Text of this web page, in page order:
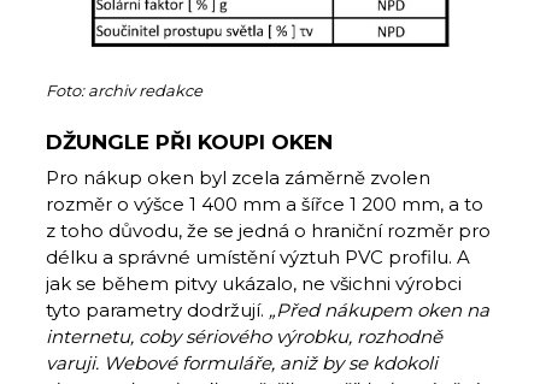
Foto: archiv redakce
DŽUNGLE PŘI KOUPI OKEN
Pro nákup oken byl zcela záměrně zvolen
rozměr o výšce 1 400 mm a šířce 1 200 mm, a to
z toho důvodu, že se jedná o hraniční rozměr pro
délku a správné umístění výztuh PVC profilu. A
jak se během pitvy ukázalo, ne všichni výrobci
tyto parametry dodržují. „Před nákupem oken na
internetu, coby sériového výrobku, rozhodně
varuji. Webové formuláře, aniž by se kdokoli